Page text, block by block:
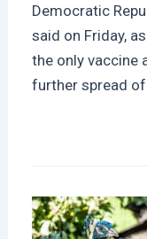
Democratic
said on Friday,
the only vaccine
further spread of